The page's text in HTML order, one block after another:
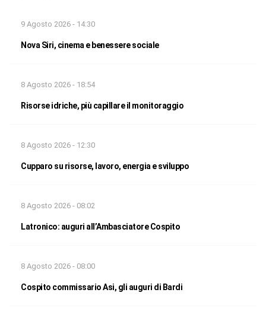
9 Agosto 2026 - 14:30
Nova Siri, cinema e benessere sociale
8 Agosto 2026 - 18:54
Risorse idriche, più capillare il monitoraggio
8 Agosto 2026 - 12:30
Cupparo su risorse, lavoro, energia e sviluppo
8 Agosto 2026 - 08:02
Latronico: auguri all’Ambasciatore Cospito
8 Agosto 2026 - 08:00
Cospito commissario Asi, gli auguri di Bardi